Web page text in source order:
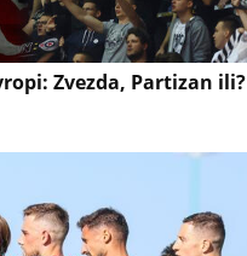
Zvezda, Partizan ili?